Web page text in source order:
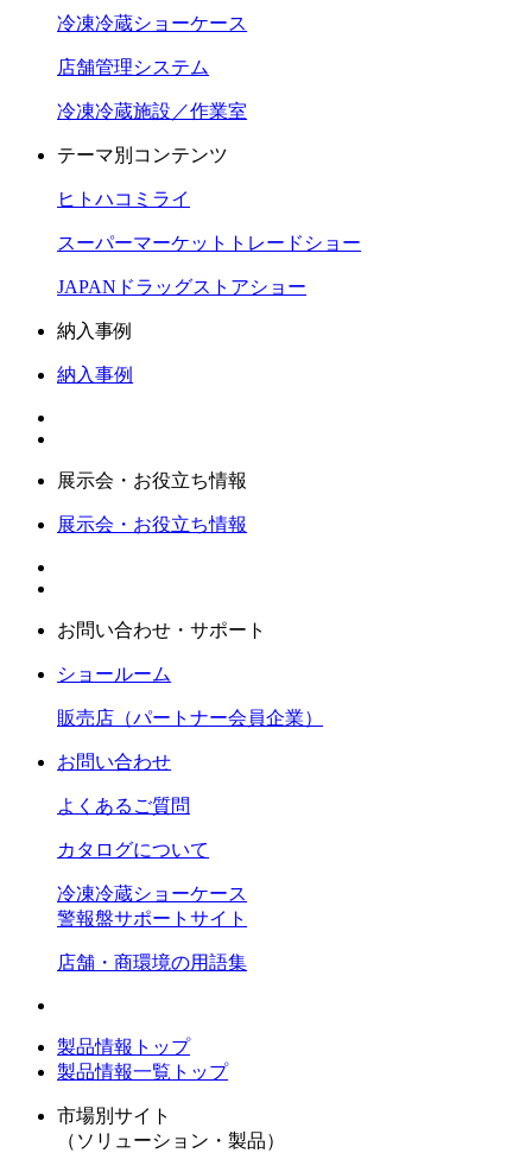
冷凍冷蔵ショーケース
店舗管理システム
冷凍冷蔵施設／作業室
テーマ別コンテンツ
ヒトハコミライ
スーパーマーケットトレードショー
JAPANドラッグストアショー
納入事例
納入事例
展示会・お役立ち情報
展示会・お役立ち情報
お問い合わせ・サポート
ショールーム
販売店（パートナー会員企業）
お問い合わせ
よくあるご質問
カタログについて
冷凍冷蔵ショーケース
警報盤サポートサイト
店舗・商環境の用語集
製品情報トップ
製品情報一覧トップ
市場別サイト
（ソリューション・製品）